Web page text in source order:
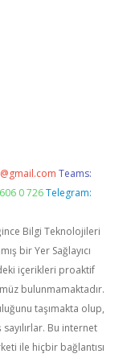
Teams:
0 726 Telegram:
Bilgi Teknolojileri
bir Yer Sağlayıcı
içerikleri proaktif
bulunmamaktadır.
taşımakta olup,
Bu internet
ile hiçbir bağlantısı